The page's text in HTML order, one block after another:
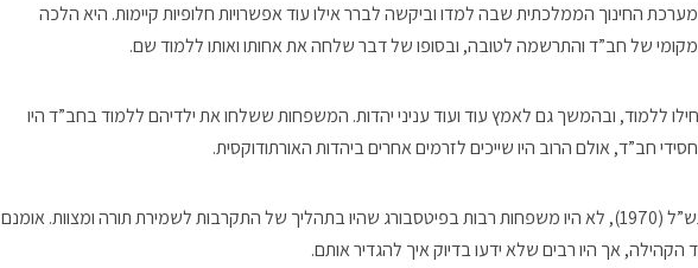
החינוך הממלכתית שבה למדו וביקשה לברר אילו עוד אפשרויות חלופיות קיימות. היא הלכה
של חב”ד והתרשמה לטובה, ובסופו של דבר שלחה את אחותו ואותו ללמוד שם.
ללמוד, ובהמשך גם לאמץ עוד ועוד עניני יהדות. המשפחות ששלחו את ילדיהם ללמוד בחב”ד היו
חב”ד, אולם הרוב היו שייכים לזרמים אחרים ביהדות האורתודוקסית.
בזמנו, בתחילת שנות תש”ל (1970), לא היו משפחות רבות בפיטסבורג שהיו בתהליך של התקרבות לשמירת תורה ומצוות. אומנם
הקהילה, אך היו רבים שלא ידעו בדיוק איך להגדיר אותם.